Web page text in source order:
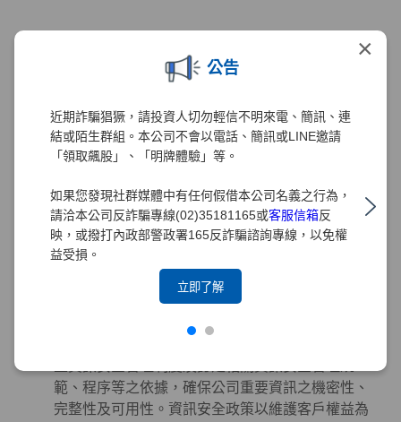
×
公告
近期詐騙猖獗，請投資人切勿輕信不明來電、簡訊、連
結或陌生群組。本公司不會以電話、簡訊或LINE邀請
「領取飆股」、「明牌體驗」等。
如果您發現社群媒體中有任何假借本公司名義之行為，
請洽本公司反詐騙專線(02)35181165或客服信箱反
映，或撥打內政部警政署165反詐騙諮詢專線，以免權
益受損。
立即了解
為強化元大證券對智慧管理財產的重視與保護，元
大證券2020年已訂定「智慧財產權管理要點」、
元大金控政策，2021年導入台灣智慧財產管理系統
(TIPS)，並訂定及修正相關規章，以建置有效之管
慧財產管理小組以負責相關管理工作，2021年12月
已取得TIPS(A級)認證，2022年及2024年分別取得
TIPS(A級)再認證。
董事會為元大證券資訊安全管理之最高決策單位，
範、程序等之依據，確保公司重要資訊之機密性、
完整性及可用性。資訊安全政策以維護客戶權益為